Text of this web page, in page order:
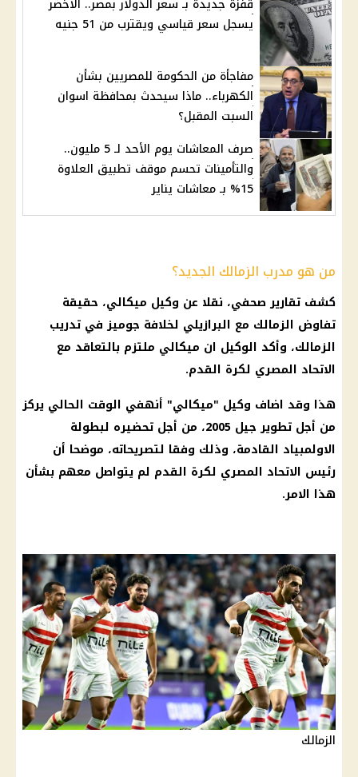
يسجل سعر قياسي ويقترب من 51 جنيه
مفاجأة من الحكومة للمصريين بشأن
الكهرباء.. ماذا سيحدث بمحافظة اسوان
السبت المقبل؟
صرف المعاشات يوم الأحد لـ 5 مليون..
والتأمينات تحسم موقف تطبيق العلاوة
15% بـ معاشات يناير
من هو مدرب الزمالك الجديد؟
كشف تقارير صحفي، نقلا عن وكيل ميكالي، حقيقة
تفاوض الزمالك مع البرازيلي لخلافة جوميزفي تدريب
الزمالك، وأكد الوكيل ان ميكالي ملتزم بالتعاقد مع
الاتحاد المصري لكرة القدم.
هذا وقد اضاف وكيل "ميكالي" أنهفي الوقت الحالي يركز
من أجل تطوير جيل 2005، من أجل تحضيره لبطولة
الاولمبياد القادمة، وذلك وفقا لتصريحاته، موضحا أن
رئيس الاتحاد المصري لكرة القدم لم يتواصل معهم بشأن
هذا الامر.
الزمالك